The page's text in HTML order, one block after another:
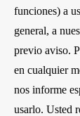
funciones) a
general, a
previo aviso.
en cualquier
nos informe
usarlo. Usted